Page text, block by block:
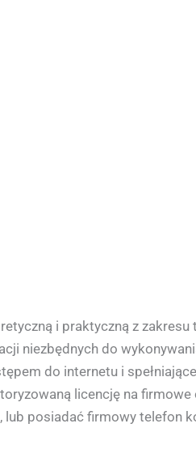
i praktyczną z
niezbędnych do
do internetu i
licencję na
lub posiadać firmowy telefon